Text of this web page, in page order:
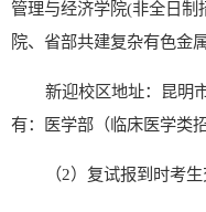
管理与经济学院(非全日制
院、 省部共建复杂有色金
新迎校区地址：昆明
有：
医学部 （临床医学类
（2）复试报到时考